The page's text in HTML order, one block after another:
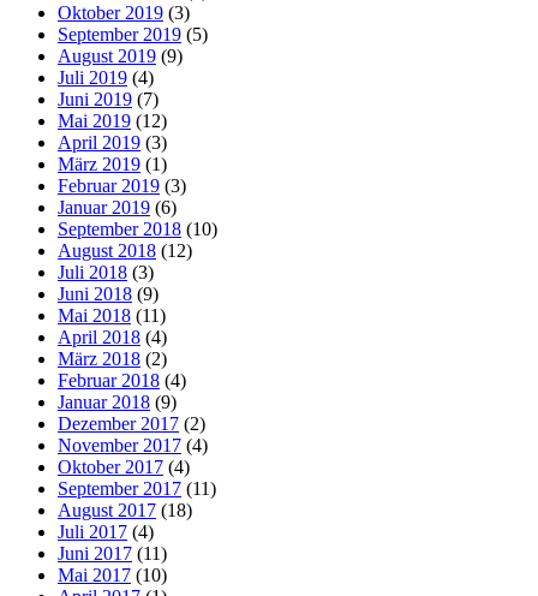
Oktober 2019 (3)
September 2019 (5)
August 2019 (9)
Juli 2019 (4)
Juni 2019 (7)
Mai 2019 (12)
April 2019 (3)
März 2019 (1)
Februar 2019 (3)
Januar 2019 (6)
September 2018 (10)
August 2018 (12)
Juli 2018 (3)
Juni 2018 (9)
Mai 2018 (11)
April 2018 (4)
März 2018 (2)
Februar 2018 (4)
Januar 2018 (9)
Dezember 2017 (2)
November 2017 (4)
Oktober 2017 (4)
September 2017 (11)
August 2017 (18)
Juli 2017 (4)
Juni 2017 (11)
Mai 2017 (10)